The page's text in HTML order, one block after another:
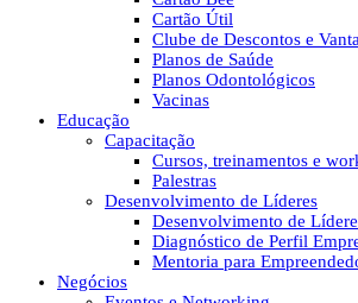
Cartão Útil
Clube de Descontos e
Planos de Saúde
Planos Odontológicos
Vacinas
Educação
Capacitação
Cursos, treinamentos e
Palestras
Desenvolvimento de Líderes
Desenvolvimento de
Diagnóstico de Perfil
Mentoria para
Negócios